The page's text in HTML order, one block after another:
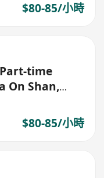
$80-85/小時
Part-time
On Shan,
$80-85/小時